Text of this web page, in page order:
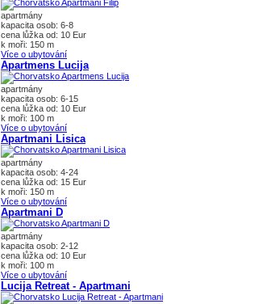
apartmány
kapacita osob: 6-8
cena lůžka od: 10 Eur
k moři: 150 m
Více o ubytování
Apartmens Lucija
apartmány
kapacita osob: 6-15
cena lůžka od: 10 Eur
k moři: 100 m
Více o ubytování
Apartmani Lisica
apartmány
kapacita osob: 4-24
cena lůžka od: 15 Eur
k moři: 150 m
Více o ubytování
Apartmani D
apartmány
kapacita osob: 2-12
cena lůžka od: 10 Eur
k moři: 100 m
Více o ubytování
Lucija Retreat - Apartmani